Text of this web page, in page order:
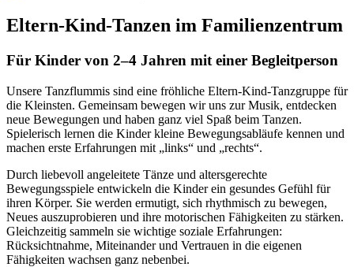
Eltern-Kind-Tanzen im Familienzentrum
Für Kinder von 2–4 Jahren mit einer Begleitperson
Unsere Tanzflummis sind eine fröhliche Eltern-Kind-Tanzgruppe für
die Kleinsten. Gemeinsam bewegen wir uns zur Musik, entdecken
neue Bewegungen und haben ganz viel Spaß beim Tanzen.
Spielerisch lernen die Kinder kleine Bewegungsabläufe kennen und
machen erste Erfahrungen mit „links“ und „rechts“.
Durch liebevoll angeleitete Tänze und altersgerechte
Bewegungsspiele entwickeln die Kinder ein gesundes Gefühl für
ihren Körper. Sie werden ermutigt, sich rhythmisch zu bewegen,
Neues auszuprobieren und ihre motorischen Fähigkeiten zu stärken.
Gleichzeitig sammeln sie wichtige soziale Erfahrungen:
Rücksichtnahme, Miteinander und Vertrauen in die eigenen
Fähigkeiten wachsen ganz nebenbei.